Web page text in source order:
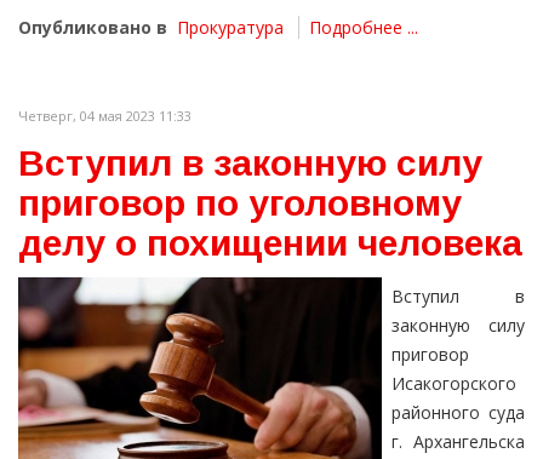
Опубликовано в Прокуратура Подробнее ...
Четверг, 04 мая 2023 11:33
Вступил в законную силу
приговор по уголовному
делу о похищении человека
Вступил в
законную силу
приговор
Исакогорского
районного суда
г. Архангельска